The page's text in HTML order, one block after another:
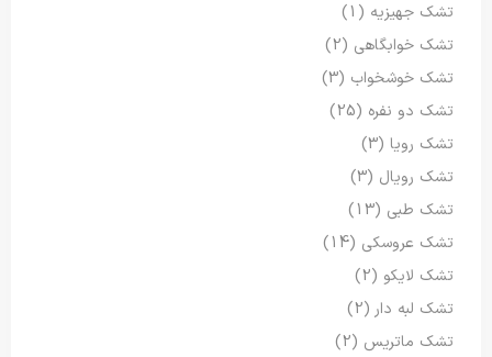
تشک جهیزیه (1)
تشک خوابگاهی (2)
تشک خوشخواب (3)
تشک دو نفره (25)
تشک رویا (3)
تشک رویال (3)
تشک طبی (13)
تشک عروسکی (14)
تشک لایکو (2)
تشک لبه دار(2)
تشک ماتریس (2)